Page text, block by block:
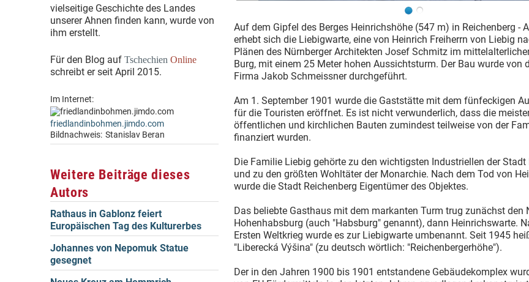
vielseitige Geschichte des Landes
unserer Ahnen finden kann, wurde von
ihm erstellt.
Für den Blog auf Tschechien Online
schreibt er seit April 2015.
Im Internet:
friedlandinbohmen.jimdo.com
Bildnachweis: Stanislav Beran
Weitere Beiträge dieses
Autors
Rathaus in Gablonz feiert
Europäischen Tag des Kulturerbes
Johannes von Nepomuk Statue
gesegnet
Auf dem Gipfel des Berges Heinrichshöhe (547 m) in Reichenberg -
erhebt sich die Liebigwarte, eine von Heinrich Freiherrn von Liebig
Plänen des Nürnberger Architekten Josef Schmitz im
Burg, mit einem 25 Meter hohen Aussichtsturm. Der Bau wurde von
Firma Jakob Schmeissner durchgeführt.
Am 1. September 1901 wurde die Gaststätte mit dem fünfeckigen
für die Touristen eröffnet. Es ist nicht verwunderlich, dass die
öffentlichen und kirchlichen Bauten zumindest teilweise von der
finanziert wurden.
Die Familie Liebig gehörte zu den wichtigsten Industriellen der Stadt
und zu den größten Wohltäter der Monarchie. Nach dem Tod von
wurde die Stadt Reichenberg Eigentümer des Objektes.
Das beliebte Gasthaus mit dem markanten Turm trug zunächst den
Hohenhabsburg (auch "Habsburg" genannt), dann Heinrichswarte.
Ersten Weltkrieg wurde es zur Liebigwarte umbenannt. Seit 1945
"Liberecká Výšina" (zu deutsch wörtlich: "Reichenbergerhöhe").
Der in den Jahren 1900 bis 1901 entstandene Gebäudekomplex